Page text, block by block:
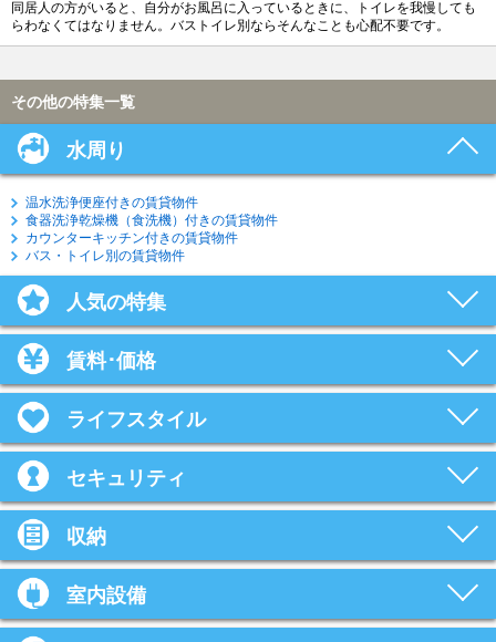
同居人の方がいると、自分がお風呂に入っているときに、トイレを我慢しても
らわなくてはなりません。バストイレ別ならそんなことも心配不要です。
その他の特集一覧
水周り
温水洗浄便座付きの賃貸物件
食器洗浄乾燥機（食洗機）付きの賃貸物件
カウンターキッチン付きの賃貸物件
バス・トイレ別の賃貸物件
人気の特集
賃料･価格
ライフスタイル
セキュリティ
収納
室内設備